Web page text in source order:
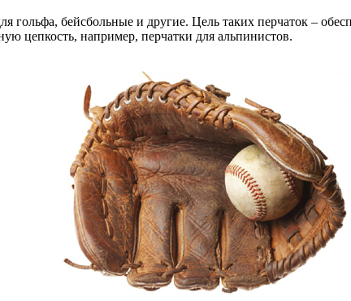
гольфа, бейсбольные и другие. Цель таких перчаток –
цепкость, например, перчатки для альпинистов.